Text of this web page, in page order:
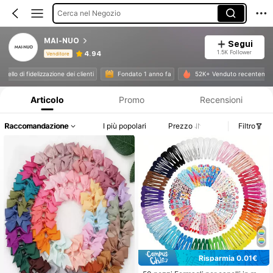
Cerca nel Negozio
MAI-NUO
Venditore 4.94
Segui
1.5K Follower
livello di fidelizzazione dei clienti Fondato 1 anno fa 52K+ Venduto Informazioni sul prodotto: Comunicazione del prezzo, dettagli su vendite e disponibilità.
Articolo Promo Recensioni
Raccomandazione I più popolari Prezzo Filtro
Risparmia 0.01€